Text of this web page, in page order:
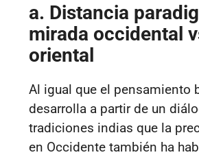
a. Distancia
mirada occidental
oriental
Al igual que el pensamiento
desarrolla a partir de un
tradiciones indias que la
en Occidente también ha